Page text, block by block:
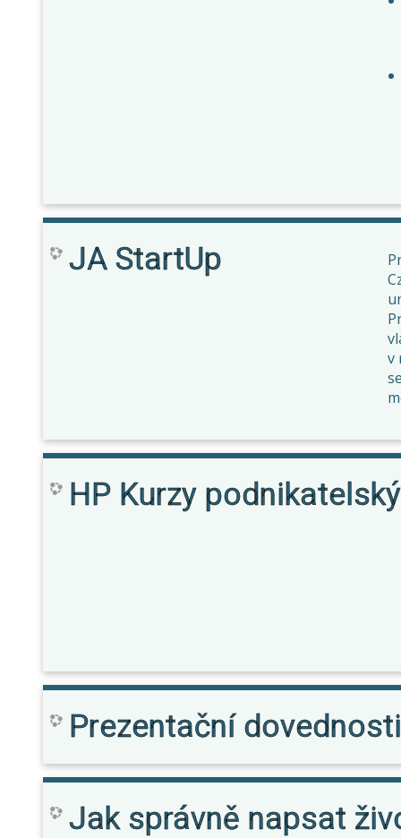
JA StartUp
v
HP Kurzy
Prezentační
Jak správně napsat